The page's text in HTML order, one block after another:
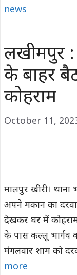
news
लखीमपुर :
के बाहर
कोहराम
October 11,
मालपुर खीरी। थाना
अपने मकान का
देखकर घर में कोहराम
के पास कल्लू भार्गव
मंगलवार शाम को
more